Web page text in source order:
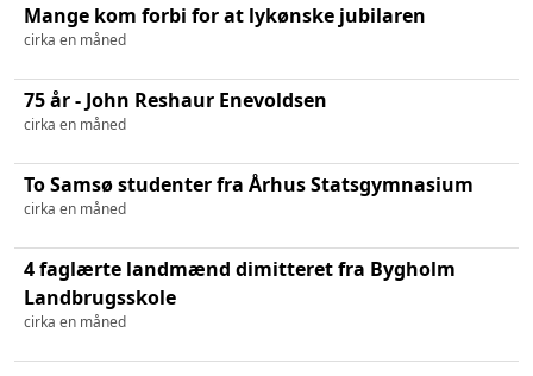
Mange kom forbi for at lykønske jubilaren
cirka en måned
75 år - John Reshaur Enevoldsen
cirka en måned
To Samsø studenter fra Århus Statsgymnasium
cirka en måned
4 faglærte landmænd dimitteret fra Bygholm
Landbrugsskole
cirka en måned